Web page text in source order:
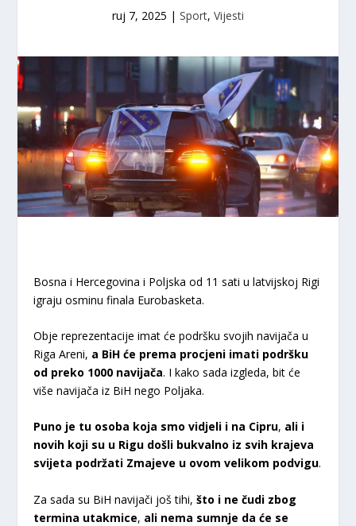
ruj 7, 2025 | Sport, Vijesti
Bosna i Hercegovina i Poljska od 11 sati u latvijskoj Rigi
igraju osminu finala Eurobasketa.
Obje reprezentacije imat će podršku svojih navijača u
Riga Areni, a BiH će prema procjeni imati podršku
od preko 1000 navijača. I kako sada izgleda, bit će
više navijača iz BiH nego Poljaka.
Puno je tu osoba koja smo vidjeli i na Cipru, ali i
novih koji su u Rigu došli bukvalno iz svih krajeva
svijeta podržati Zmajeve u ovom velikom podvigu.
Za sada su BiH navijači još tihi,što i ne čudi zbog
termina utakmice, ali nema sumnje da će se